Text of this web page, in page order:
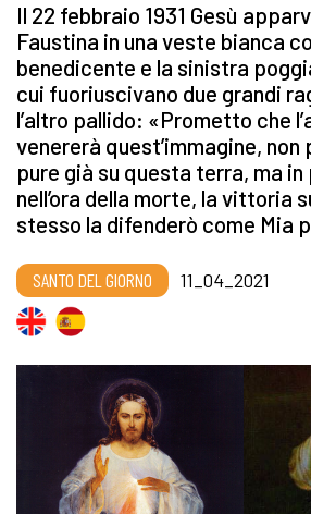
Il 22 febbraio 1931 Gesù
Faustina in una veste bianca
benedicente e la sinistra
cui fuoriuscivano due grandi
l’altro pallido: «Prometto che
venererà quest’immagine,
pure già su questa terra, ma
nell’ora della morte, la vittoria
stesso la difenderò come Mia
SANTO DEL GIORNO 11_04_2021